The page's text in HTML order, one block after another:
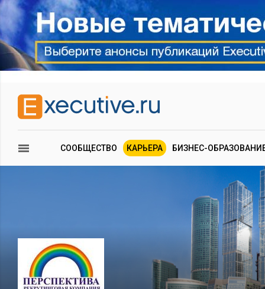
СООБЩЕСТВО КАРЬЕРА БИЗНЕС-